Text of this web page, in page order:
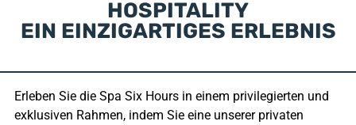
HOSPITALITY
EIN EINZIGARTIGES ERLEBNIS
Erleben Sie die Spa Six Hours in einem privilegierten und
exklusiven Rahmen, indem Sie eine unserer privaten